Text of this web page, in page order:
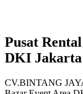
Pusat
DKI Jakarta
CV.BINTANG